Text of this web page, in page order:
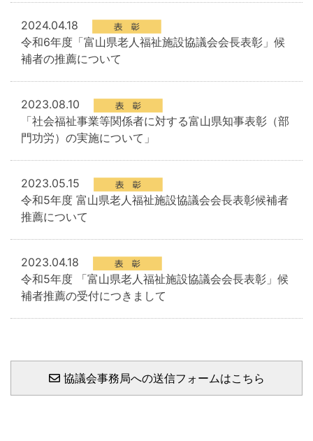
2024.04.18
令和6年度「富山県老人福祉施設協議会会長表彰」候
補者の推薦について
2023.08.10
「社会福祉事業等関係者に対する富山県知事表彰（部
門功労）の実施について」
2023.05.15
令和5年度 富山県老人福祉施設協議会会長表彰候補者
推薦について
2023.04.18
令和5年度 「富山県老人福祉施設協議会会長表彰」候
補者推薦の受付につきまして
協議会事務局への送信フォームはこちら